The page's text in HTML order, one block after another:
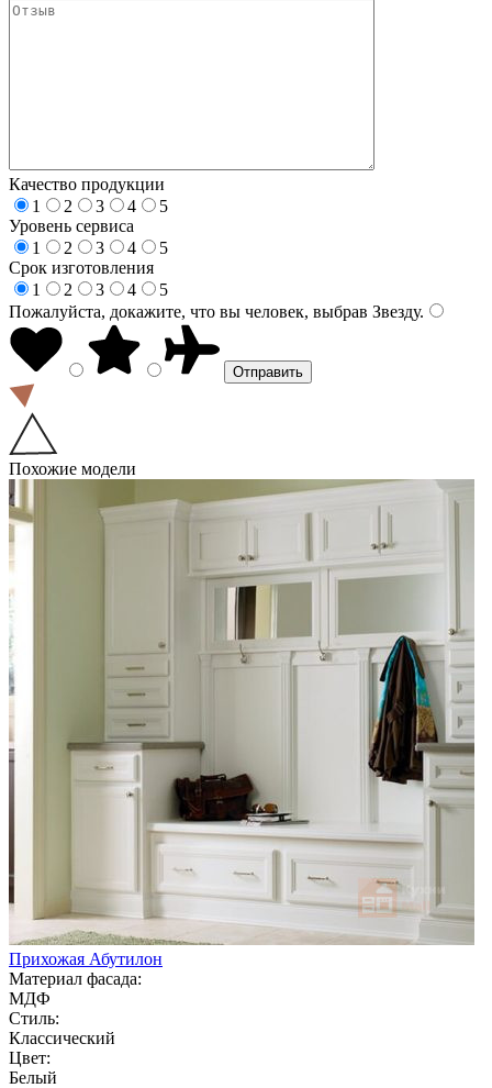
Качество продукции
1
2 3 4
5
Уровень сервиса
1
2 3 4
5
Срок изготовления
1
2 3 4
5
Пожалуйста, докажите, что вы человек, выбрав Звезду.
Похожие модели
Прихожая Абутилон
Материал фасада:
МДФ
Стиль:
Классический
Цвет:
Белый